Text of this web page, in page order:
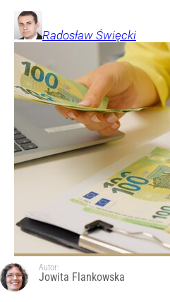
Radosław Święcki
Autor:
Jowita Flankowska